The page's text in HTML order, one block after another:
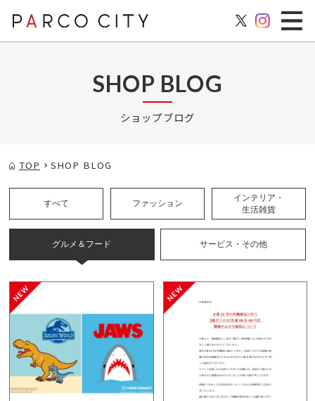
SHOP BLOG
ショップブログ
TOP SHOP BLOG
すべて ファッション
インテリア・
生活雑貨
グルメ＆フード サービス・その他